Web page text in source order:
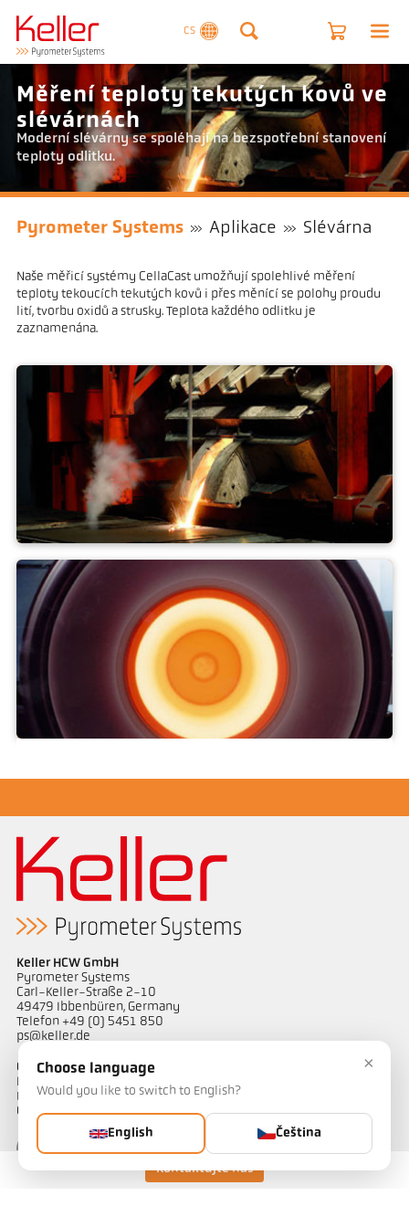
CS
Kontaktujte nás
Měření teploty tekutých kovů ve
slévárnách
Moderní slévárny se spoléhají na bezspotřební stanovení
teploty odlitku.
Pyrometer Systems Aplikace Slévárna
Naše měřicí systémy CellaCast umožňují spolehlivé měření
teploty tekoucích tekutých kovů i přes měnící se polohy proudu
lití, tvorbu oxidů a strusky. Teplota každého odlitku je
zaznamenána.
Odlévání do forem
Keller HCW GmbH
Pyrometer Systems
Carl-Keller-Straße 2-10
49479 Ibbenbüren, Germany
Telefon +49 (0) 5451 850
ps@keller.de
Odkazy
Legal Notice
Privacy
GTC
×
Choose language
Would you like to switch to English?
English Čeština